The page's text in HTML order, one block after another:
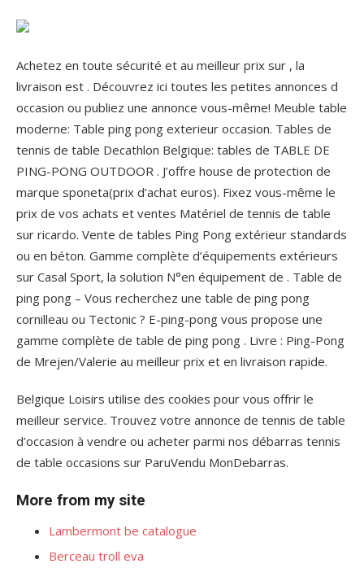
Achetez en toute sécurité et au meilleur prix sur , la
livraison est . Découvrez ici toutes les petites annonces d
occasion ou publiez une annonce vous-même! Meuble table
moderne: Table ping pong exterieur occasion. Tables de
tennis de table Decathlon Belgique: tables de TABLE DE
PING-PONG OUTDOOR . J’offre house de protection de
marque sponeta(prix d’achat euros). Fixez vous-même le
prix de vos achats et ventes Matériel de tennis de table
sur ricardo. Vente de tables Ping Pong extérieur standards
ou en béton. Gamme complète d’équipements extérieurs
sur Casal Sport, la solution N°en équipement de . Table de
ping pong – Vous recherchez une table de ping pong
cornilleau ou Tectonic ? E-ping-pong vous propose une
gamme complète de table de ping pong . Livre : Ping-Pong
de Mrejen/Valerie au meilleur prix et en livraison rapide.
Belgique Loisirs utilise des cookies pour vous offrir le
meilleur service. Trouvez votre annonce de tennis de table
d’occasion à vendre ou acheter parmi nos débarras tennis
de table occasions sur ParuVendu MonDebarras.
More from my site
Lambermont be catalogue
Berceau troll eva